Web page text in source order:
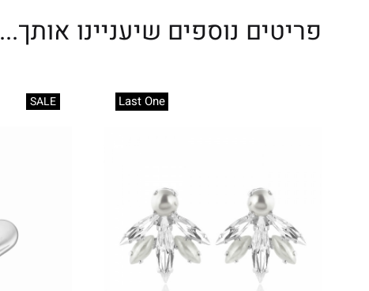
פריטים נוספים שיעניינו אותך...
Last One
SALE